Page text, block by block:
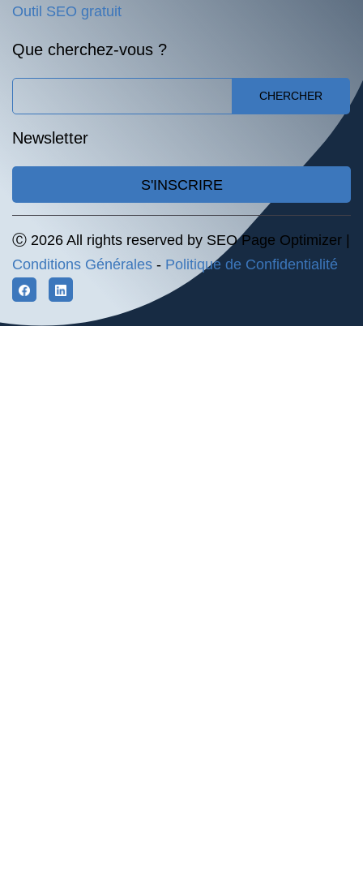
Outil SEO gratuit
Que cherchez-vous ?
CHERCHER
Newsletter
S'INSCRIRE
Ⓒ 2026 All rights reserved by SEO Page Optimizer |
Conditions Générales - Politique de Confidentialité